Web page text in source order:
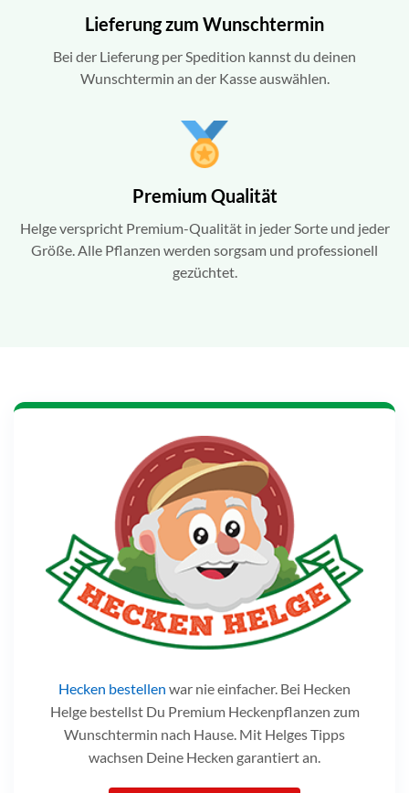
Lieferung zum Wunschtermin
Bei der Lieferung per Spedition kannst du deinen
Wunschtermin an der Kasse auswählen.
Premium Qualität
Helge verspricht Premium-Qualität in jeder Sorte und jeder
Größe. Alle Pflanzen werden sorgsam und professionell
gezüchtet.
Hecken bestellen war nie einfacher. Bei Hecken
Helge bestellst Du Premium Heckenpflanzen zum
Wunschtermin nach Hause. Mit Helges Tipps
wachsen Deine Hecken garantiert an.